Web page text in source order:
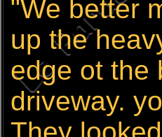
"We better
up the
edge ot the
driveway.